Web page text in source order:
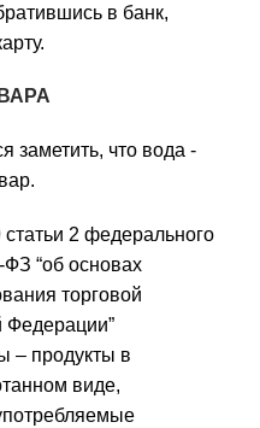
в банк,
заметить, что вода -
статьи 2 федерального
ФЗ “об основах
торговой
Федерации”
– продукты в
виде,